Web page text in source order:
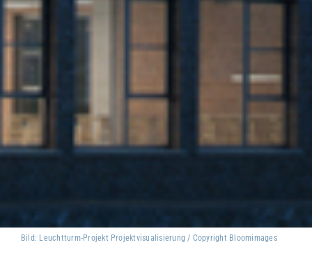
Bild: Leuchtturm-Projekt Projektvisualisierung / Copyright Bloomimages